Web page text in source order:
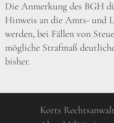
Die Anmerkung des BGH
Hinweis an die Amts- und
werden, bei Fällen von
mögliche Strafmaß
bisher.
Korts